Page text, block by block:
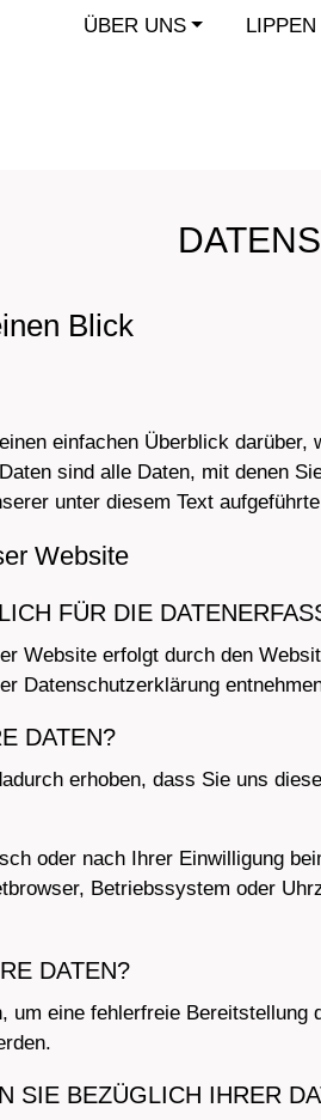
ÜBER UNS
Blick
einfachen Überblick
sind alle Daten, mit denen
unter diesem Text
Website
FÜR DIE
Website erfolgt durch den
Datenschutzerklärung
DATEN?
erhoben, dass Sie uns
oder nach Ihrer Einwilligung
Betriebssystem oder
DATEN?
um eine fehlerfreie
SIE BEZÜGLICH IHRER